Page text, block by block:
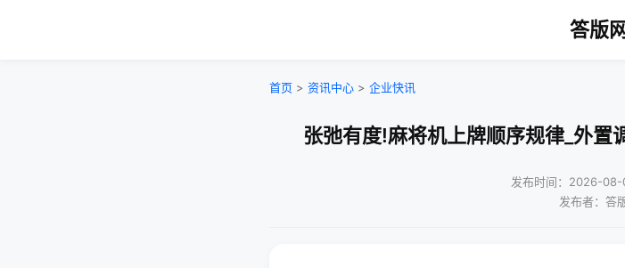
答版网
首页 > 资讯中心 > 企业快讯
张弛有度!麻将机上牌顺序规律_外
发布时间：2026-08-
发布者：答